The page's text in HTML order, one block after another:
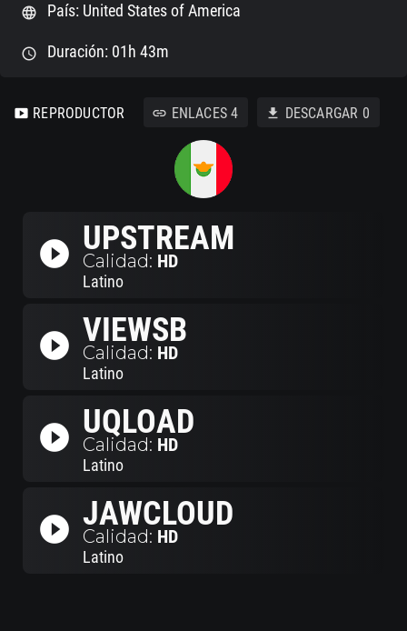
language País: United States of America
schedule Duración: 01h 43m
smart_display REPRODUCTOR link ENLACES4 download DESCARGAR 0
play_circle_filled UPSTREAM
Calidad: HD
Latino
play_circle_filled VIEWSB
Calidad: HD
Latino
play_circle_filled UQLOAD
Calidad: HD
Latino
play_circle_filled JAWCLOUD
Calidad: HD
Latino